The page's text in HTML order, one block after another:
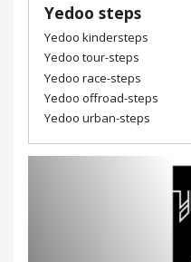
Yedoo steps
Yedoo kindersteps
Yedoo tour-steps
Yedoo race-steps
Yedoo offroad-steps
Yedoo urban-steps